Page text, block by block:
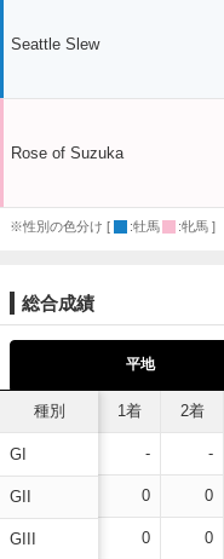
Seattle Slew
Rose of Suzuka
※性別の色分け [ :牡馬 :牝馬 ]
総合成績
平地
種別
GI
GII
GIII
1着 2着
- -
0 0
0 0